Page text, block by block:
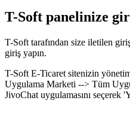
T-Soft panelinize
T-Soft tarafından size iletilen
giriş yapın.
T-Soft E-Ticaret sitenizin
Uygulama Marketi --> Tüm
JivoChat uygulamasını seçerek